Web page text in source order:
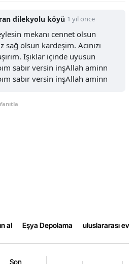
Sakarya
Samsun
Şanlıurfa
Uşak
dilekyolu köyü 1 yıl önce
mekanı cennet olsun
sağ olsun kardeşim. Acınızı
Işıklar içinde uyusun
sabır versin inşAllah aminn
sabır versin inşAllah aminn
al Eşya Depolama uluslararası
Son